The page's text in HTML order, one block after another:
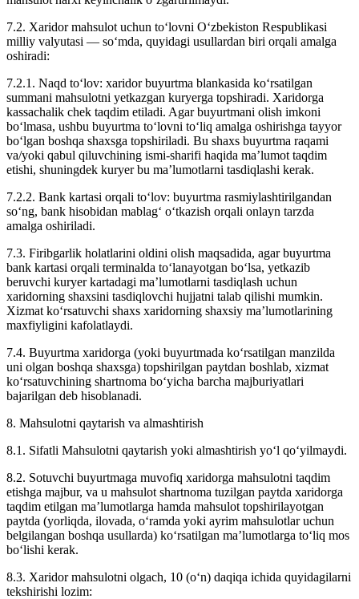
7.2. Xaridor mahsulot uchun to‘lovni O‘zbekiston Respublikasi
milliy valyutasi — so‘mda, quyidagi usullardan biri orqali amalga
oshiradi:
7.2.1. Naqd to‘lov: xaridor buyurtma blankasida ko‘rsatilgan
summani mahsulotni yetkazgan kuryerga topshiradi. Xaridorga
kassachalik chek taqdim etiladi. Agar buyurtmani olish imkoni
bo‘lmasa, ushbu buyurtma to‘lovni to‘liq amalga oshirishga tayyor
bo‘lgan boshqa shaxsga topshiriladi. Bu shaxs buyurtma raqami
va/yoki qabul qiluvchining ismi-sharifi haqida ma’lumot taqdim
etishi, shuningdek kuryer bu ma’lumotlarni tasdiqlashi kerak.
7.2.2. Bank kartasi orqali to‘lov: buyurtma rasmiylashtirilgandan
so‘ng, bank hisobidan mablag‘ o‘tkazish orqali onlayn tarzda
amalga oshiriladi.
7.3. Firibgarlik holatlarini oldini olish maqsadida, agar buyurtma
bank kartasi orqali terminalda to‘lanayotgan bo‘lsa, yetkazib
beruvchi kuryer kartadagi ma’lumotlarni tasdiqlash uchun
xaridorning shaxsini tasdiqlovchi hujjatni talab qilishi mumkin.
Xizmat ko‘rsatuvchi shaxs xaridorning shaxsiy ma’lumotlarining
maxfiyligini kafolatlaydi.
7.4. Buyurtma xaridorga (yoki buyurtmada ko‘rsatilgan manzilda
uni olgan boshqa shaxsga) topshirilgan paytdan boshlab, xizmat
ko‘rsatuvchining shartnoma bo‘yicha barcha majburiyatlari
bajarilgan deb hisoblanadi.
8. Mahsulotni qaytarish va almashtirish
8.1. Sifatli Mahsulotni qaytarish yoki almashtirish yo‘l qo‘yilmaydi.
8.2. Sotuvchi buyurtmaga muvofiq xaridorga mahsulotni taqdim
etishga majbur, va u mahsulot shartnoma tuzilgan paytda xaridorga
taqdim etilgan ma’lumotlarga hamda mahsulot topshirilayotgan
paytda (yorliqda, ilovada, o‘ramda yoki ayrim mahsulotlar uchun
belgilangan boshqa usullarda) ko‘rsatilgan ma’lumotlarga to‘liq mos
bo‘lishi kerak.
8.3. Xaridor mahsulotni olgach, 10 (o‘n) daqiqa ichida quyidagilarni
tekshirishi lozim: